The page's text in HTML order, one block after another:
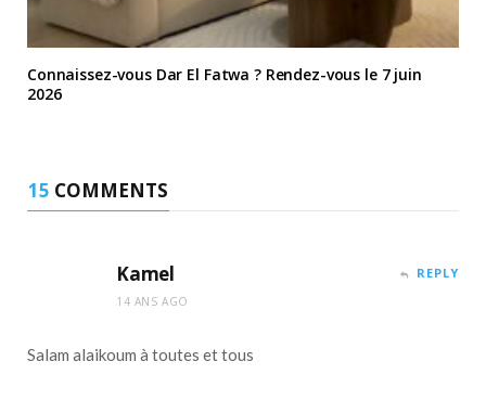
Connaissez-vous Dar El Fatwa ? Rendez-vous le 7 juin
2026
15 COMMENTS
Kamel
14 ANS AGO
REPLY
Salam alaikoum à toutes et tous